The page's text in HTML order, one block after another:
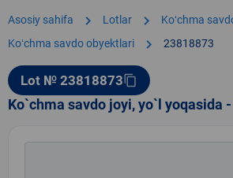
Asosiy sahifa chevron_right Lotlar chevron_right Koʻchma
Koʻchma savdo obyektlari chevron_right 23818873
Lot № 23818873content_copy
Ko`chma savdo joyi, yo`l yoqasida